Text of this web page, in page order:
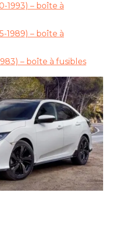
1993) – boîte à
1989) – boîte à
– boîte à fusibles